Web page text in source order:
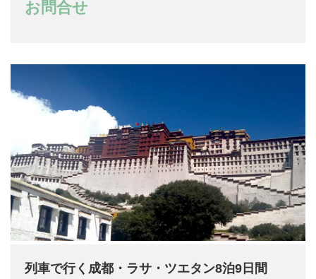
お問合せ
列車で行く成都・ラサ・ツエタン8泊9日間